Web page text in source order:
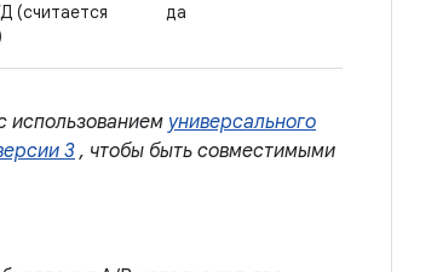
(считается
да
использованием универсального
3, чтобы быть совместимыми